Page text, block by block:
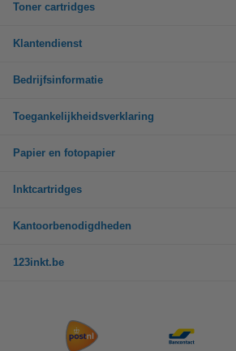
Toner cartridges
Klantendienst
Bedrijfsinformatie
Toegankelijkheidsverklaring
Papier en fotopapier
Inktcartridges
Kantoorbenodigdheden
123inkt.be